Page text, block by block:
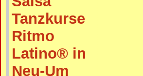
Tanzkurse
Ritmo
Latino® in
Neu-Um